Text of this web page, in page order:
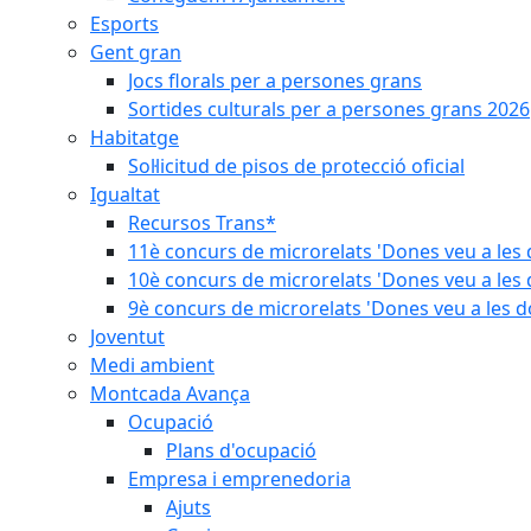
Esports
Gent gran
Jocs florals per a persones grans
Sortides culturals per a persones grans 2026
Habitatge
Sol·licitud de pisos de protecció oficial
Igualtat
Recursos Trans*
11è concurs de microrelats 'Dones veu a les
10è concurs de microrelats 'Dones veu a les
9è concurs de microrelats 'Dones veu a les
Joventut
Medi ambient
Montcada Avança
Ocupació
Plans d'ocupació
Empresa i emprenedoria
Ajuts